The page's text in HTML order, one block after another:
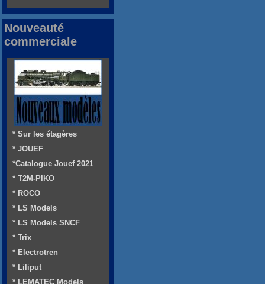
Nouveauté
commerciale
* Sur les étagères
* JOUEF
*Catalogue Jouef 2021
* T2M-PIKO
* ROCO
* LS Models
* LS Models SNCF
* Trix
* Electrotren
* Liliput
* LEMATEC Models